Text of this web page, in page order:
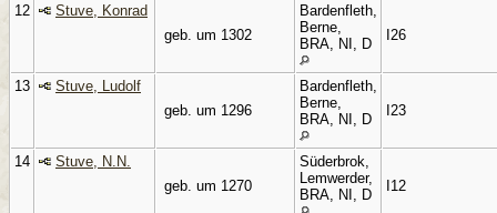
12
Stuve, Konrad
geb. um 1302
Bardenfleth,
Berne,
BRA, NI, D
I26
13
Stuve, Ludolf
geb. um 1296
Bardenfleth,
Berne,
BRA, NI, D
I23
14
Stuve, N.N.
geb. um 1270
Süderbrok,
Lemwerder,
BRA, NI, D
I12